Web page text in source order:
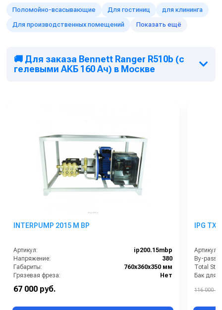
Поломойно-всасывающие Для гостиниц
для клининга
Для производственных помещений
Показать ещё
🚚 Для заказа Bennett Ranger R510b (с
гелевыми АКБ 160 Ач) в Москве
INTERPUMP 2015 M BP
Артикул:
ip200.15mbp
Напряжение:
380
Габариты:
760х360х350 мм
Грязевая фреза:
Нет
67 000 руб.
IPG TX
Артикул:
By-pass:
Total
Бак для
Вид
116 000